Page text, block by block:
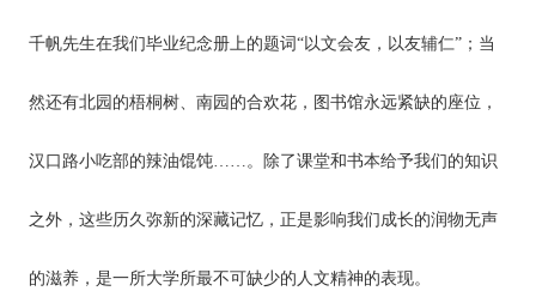
千帆先生在我们毕业纪念册上的题词“以文会友，以友辅仁”；当
然还有北园的梧桐树、南园的合欢花，图书馆永远紧缺的座位，
汉口路小吃部的辣油馄饨……。除了课堂和书本给予我们的知识
之外，这些历久弥新的深藏记忆，正是影响我们成长的润物无声
的滋养，是一所大学所最不可缺少的人文精神的表现。